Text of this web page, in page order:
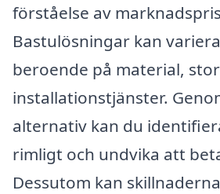
förståelse av
Bastulösningar kan
beroende på material,
installationstjänster.
alternativ kan du
rimligt och undvika att
Dessutom kan